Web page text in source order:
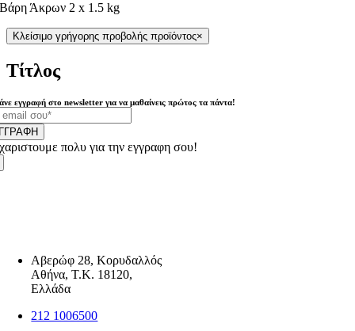
Βάρη Άκρων 2 x 1.5 kg
Κλείσιμο γρήγορης προβολής προϊόντος×
Τίτλος
εγγραφή στο newsletter για να μαθαίνεις πρώτος τα πάντα!
πολυ για την εγγραφη σου!
Αβερώφ 28, Κορυδαλλός
Αθήνα, Τ.Κ. 18120,
Ελλάδα
212 1006500